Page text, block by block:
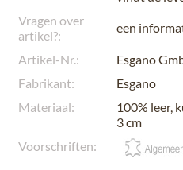
Vragen over
artikel?:
een
Artikel-Nr.:
Esgano
Fabrikant:
Esgano
Materiaal:
100% leer,
3 cm
Voorschriften: